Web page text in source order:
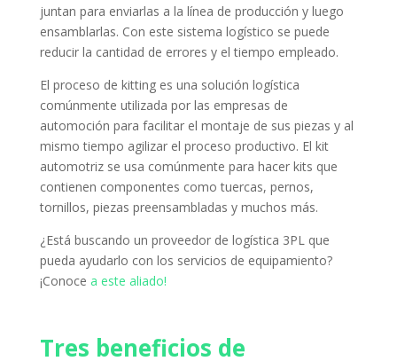
juntan para enviarlas a la línea de producción y luego
ensamblarlas. Con este sistema logístico se puede
reducir la cantidad de errores y el tiempo empleado.
El proceso de kitting es una solución logística
comúnmente utilizada por las empresas de
automoción para facilitar el montaje de sus piezas y al
mismo tiempo agilizar el proceso productivo. El kit
automotriz se usa comúnmente para hacer kits que
contienen componentes como tuercas, pernos,
tornillos, piezas preensambladas y muchos más.
¿Está buscando un proveedor de logística 3PL que
pueda ayudarlo con los servicios de equipamiento?
¡Conoce a este aliado!
Tres beneficios de